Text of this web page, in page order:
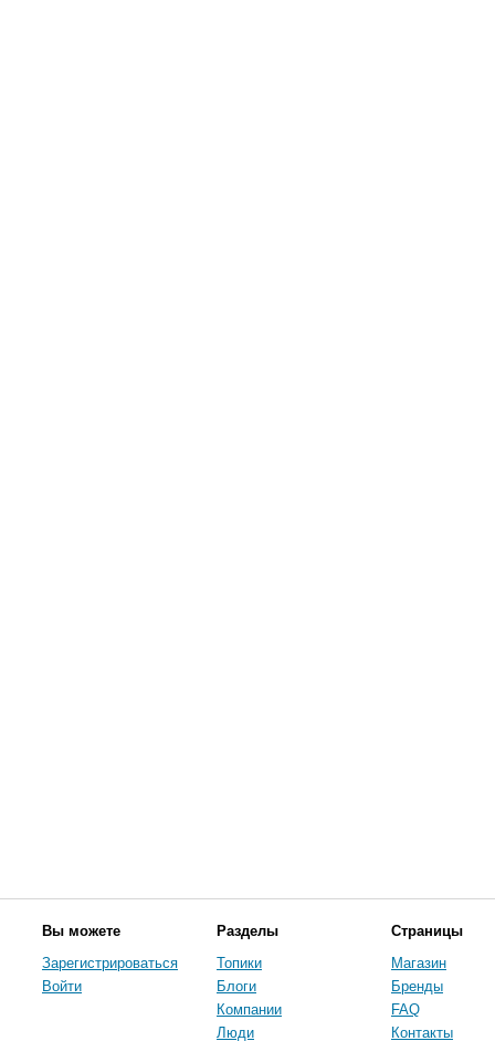
Вы можете
Зарегистрироваться
Войти
Разделы
Топики
Блоги
Компании
Люди
Страницы
Магазин
Бренды
FAQ
Контакты